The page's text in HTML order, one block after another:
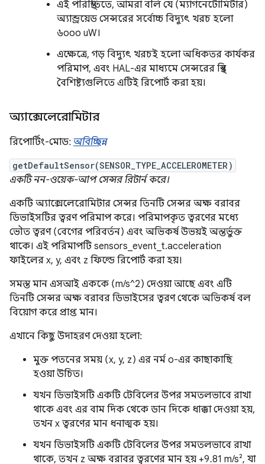
এই পরিস্থিতিতে, আমরা বলি যে (ম্যাগনেটোমিটার)
অ্যান্ড্রয়েড সেন্সরের সর্বোচ্চ বিদ্যুৎ খরচ হলো
৬০০০ uW।
এক্ষেত্রে, গড় বিদ্যুৎ খরচই হলো অধিকতর কার্যকর
পরিমাপ, এবং HAL-এর মাধ্যমে সেন্সরের স্থির
বৈশিষ্ট্যগুলিতে এটিই রিপোর্ট করা হয়।
অ্যাক্সেলেরোমিটার
রিপোর্টিং-মোড: অবিচ্ছিন্ন
getDefaultSensor(SENSOR_TYPE_ACCELEROMETER)
একটি নন-ওয়েক-আপ সেন্সর রিটার্ন করে।
একটি অ্যাক্সেলেরোমিটার সেন্সর তিনটি সেন্সর অক্ষ বরাবর
ডিভাইসটির ত্বরণ পরিমাপ করে। পরিমাপকৃত ত্বরণের মধ্যে
ভৌত ত্বরণ (বেগের পরিবর্তন) এবং অভিকর্ষ উভয়ই অন্তর্ভুক্ত
থাকে। এই পরিমাপটি sensors_event_t.acceleration
ফাইলের x, y, এবং z ফিল্ডে রিপোর্ট করা হয়।
সমস্ত মান এসআই এককে (m/s^2) দেওয়া আছে এবং এটি
তিনটি সেন্সর অক্ষ বরাবর ডিভাইসের ত্বরণ থেকে অভিকর্ষ বল
বিয়োগ করে প্রাপ্ত মান।
এখানে কিছু উদাহরণ দেওয়া হলো:
মুক্ত পতনের সময় (x, y, z) এর নর্ম ০-এর কাছাকাছি
হওয়া উচিত।
যখন ডিভাইসটি একটি টেবিলের উপর সমতলভাবে রাখা
থাকে এবং এর বাম দিক থেকে ডান দিকে ধাক্কা দেওয়া হয়,
তখন x ত্বরণের মান ধনাত্মক হয়।
যখন ডিভাইসটি একটি টেবিলের উপর সমতলভাবে রাখা
থাকে, তখন z অক্ষ বরাবর ত্বরণের মান হয় +9.81 m/s², যা